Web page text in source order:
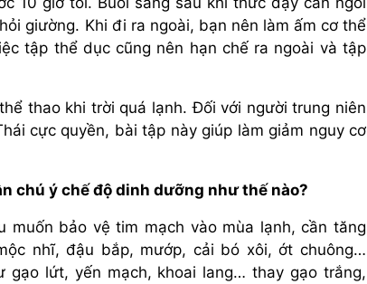
giường. Khi đi ra ngoài, bạn nên làm ấm cơ thể
tập thể dục cũng nên hạn chế ra ngoài và tập
thao khi trời quá lạnh. Đối với người trung niên
cực quyền, bài tập này giúp làm giảm nguy cơ
chú ý chế độ dinh dưỡng như thế nào?
muốn bảo vệ tim mạch vào mùa lạnh, cần tăng
nhĩ, đậu bắp, mướp, cải bó xôi, ớt chuông…
gạo lứt, yến mạch, khoai lang… thay gạo trắng,